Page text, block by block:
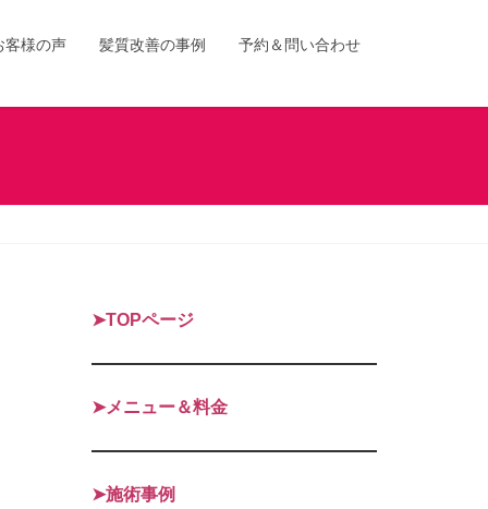
客様の声 髪質改善の事例 予約＆問い合わせ
➤TOPページ
➤メニュー＆料金
➤施術事例